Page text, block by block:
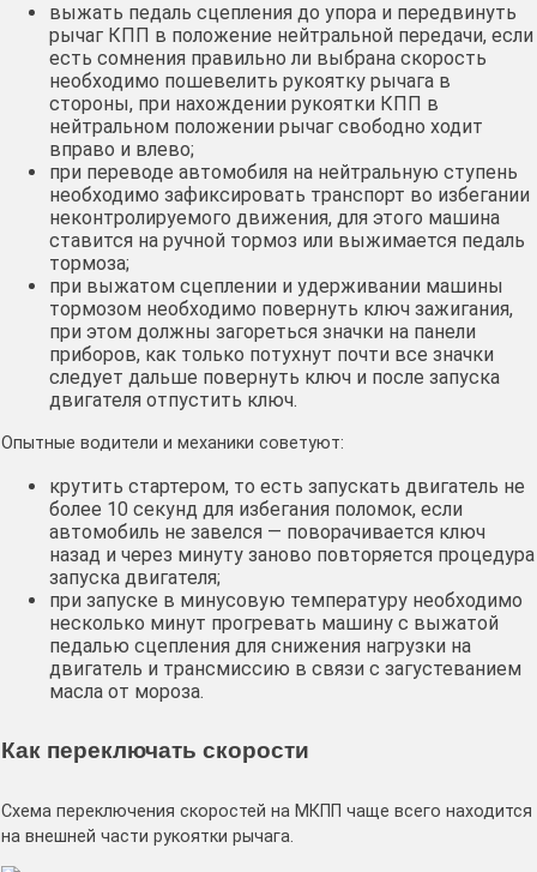
выжать педаль сцепления до упора и передвинуть
рычаг КПП в положение нейтральной передачи, если
есть сомнения правильно ли выбрана скорость
необходимо пошевелить рукоятку рычага в
стороны, при нахождении рукоятки КПП в
нейтральном положении рычаг свободно ходит
вправо и влево;
при переводе автомобиля на нейтральную ступень
необходимо зафиксировать транспорт во избегании
неконтролируемого движения, для этого машина
ставится на ручной тормоз или выжимается педаль
тормоза;
при выжатом сцеплении и удерживании машины
тормозом необходимо повернуть ключ зажигания,
при этом должны загореться значки на панели
приборов, как только потухнут почти все значки
следует дальше повернуть ключ и после запуска
двигателя отпустить ключ.
Опытные водители и механики советуют:
крутить стартером, то есть запускать двигатель не
более 10 секунд для избегания поломок, если
автомобиль не завелся — поворачивается ключ
назад и через минуту заново повторяется процедура
запуска двигателя;
при запуске в минусовую температуру необходимо
несколько минут прогревать машину с выжатой
педалью сцепления для снижения нагрузки на
двигатель и трансмиссию в связи с загустеванием
масла от мороза.
Как переключать скорости
Схема переключения скоростей на МКПП чаще всего находится
на внешней части рукоятки рычага.